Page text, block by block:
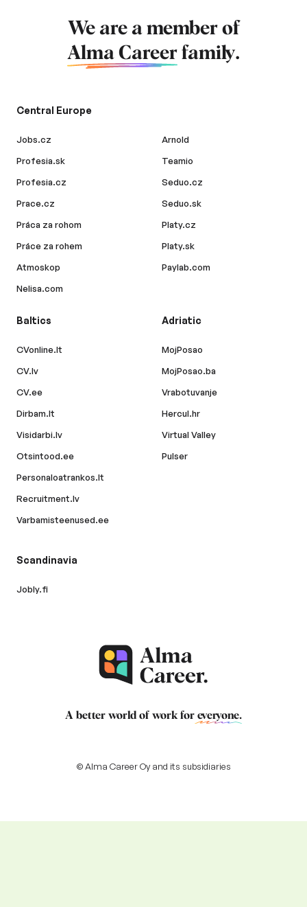
We are a member of
Alma Career family.
Central Europe
Jobs.cz
Profesia.sk
Profesia.cz
Prace.cz
Práca za rohom
Práce za rohem
Atmoskop
Nelisa.com
Arnold
Teamio
Seduo.cz
Seduo.sk
Platy.cz
Platy.sk
Paylab.com
Baltics
CVonline.lt
CV.lv
CV.ee
Dirbam.lt
Visidarbi.lv
Otsintood.ee
Personaloatrankos.lt
Recruitment.lv
Varbamisteenused.ee
Adriatic
MojPosao
MojPosao.ba
Vrabotuvanje
Hercul.hr
Virtual Valley
Pulser
Scandinavia
Jobly.fi
A better world of work for everyone.
© Alma Career Oy and its subsidiaries